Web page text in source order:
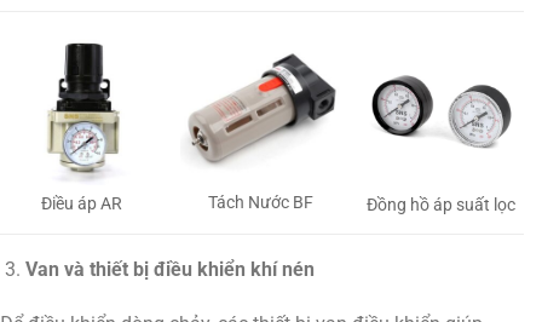
Điều áp AR Tách Nước BF Đồng hồ áp suất lọc
Van và thiết bị điều khiển khí nén